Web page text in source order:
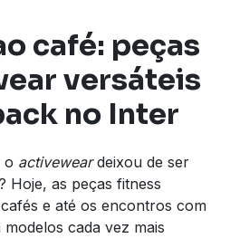
café: peças
versáteis
no Inter
o activeweardeixou de ser
Hoje, as peças fitness
e até os encontros com
cada vez mais